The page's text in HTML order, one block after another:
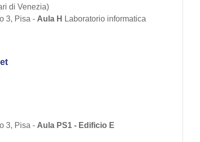
di Venezia)
3, Pisa - Aula H Laboratorio informatica
3, Pisa - Aula PS1 - Edificio E